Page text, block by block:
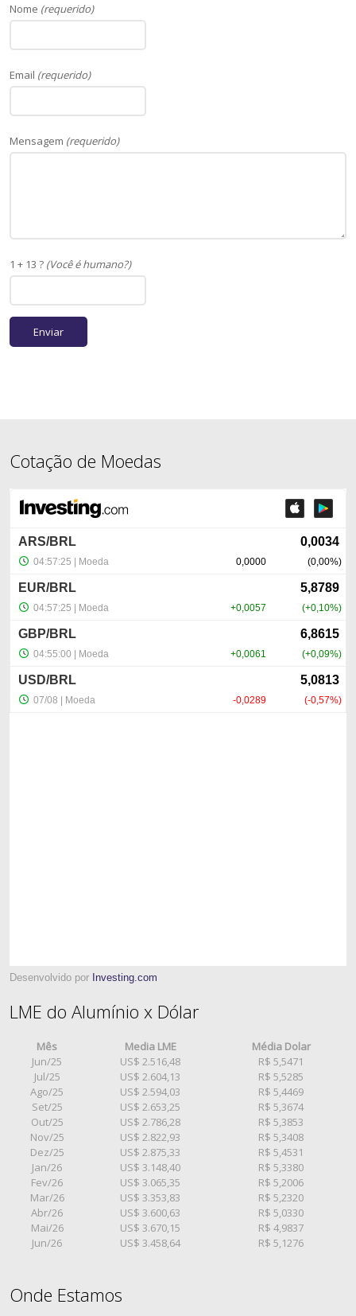
Nome (requerido)
Email (requerido)
Mensagem (requerido)
1 + 13 ? (Você é humano?)
Cotação de Moedas
Desenvolvido por Investing.com
LME do Alumínio x Dólar
Mês Media LME
Média Dolar
Jun/25
US$ 2.516,48
R$ 5,5471
Jul/25
US$ 2.604,13
R$ 5,5285
Ago/25
US$ 2.594,03
R$ 5,4469
Set/25
US$ 2.653,25
R$ 5,3674
Out/25
US$ 2.786,28
R$ 5,3853
Nov/25
US$ 2.822,93
R$ 5,3408
Dez/25
US$ 2.875,33
R$ 5,4531
Jan/26
US$ 3.148,40
R$ 5,3380
Fev/26
US$ 3.065,35
R$ 5,2006
Mar/26
US$ 3.353,83
R$ 5,2320
Abr/26
US$ 3.600,63
R$ 5,0330
Mai/26
US$ 3.670,15
R$ 4,9837
Jun/26
US$ 3.458,64 R$ 5,1276
Onde Estamos